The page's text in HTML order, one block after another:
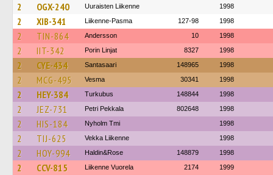
2 OGX-240 Uuraisten Liikenne 1998
2 XIB-341 Liikenne-Pasma 127-98 1998
2 TIN-864 Andersson 10 1998
2 IIT-342 Porin Linjat 8327 1998
2 CYE-434 Santasaari 148965 1998
2 MCG-495 Vesma 30341 1998
2 HEY-384 Turkubus 148844 1998
2 JEZ-731 Petri Pekkala 802648 1998
2 HIS-184 Nyholm Tmi 1998
2 TIJ-625 Vekka Liikenne 1998
2 HOY-994 Haldin&Rose 148879 1998
2 CCV-815 Liikenne Vuorela 2174 1999